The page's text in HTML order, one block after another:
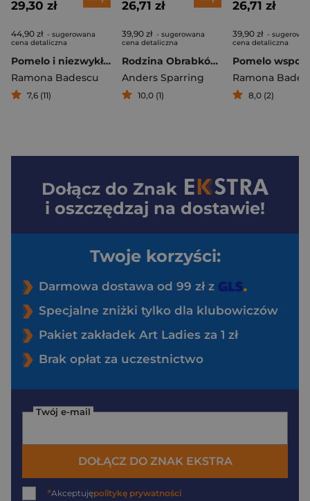
29,30 zł
44,90 zł - sugerowana
cena detaliczna
Pomelo i niezwykły skarb
Ramona Badescu
7,6 (11)
26,71 zł
39,90 zł - sugerowana
cena detaliczna
Rodzina Obrabków. Włamigłówki
Anders Sparring
10,0 (1)
26,71 zł
39,90 zł -
cena detaliczna
Pomelo
Ramona
8,0 (2)
Dołącz do Znak
i oszczędzaj na dostawie!
Twoje korzyści:
Darmowa dostawa od 99 zł z
Specjalne zniżki tylko dla klubowiczów
Pakiet zakładek Art Ladies za 1 zł
Brak opłat za uczestnictwo
Twój e-mail
DOŁĄCZ DO ZNAK EKSTRA
*Akceptujępolitykę prywatności